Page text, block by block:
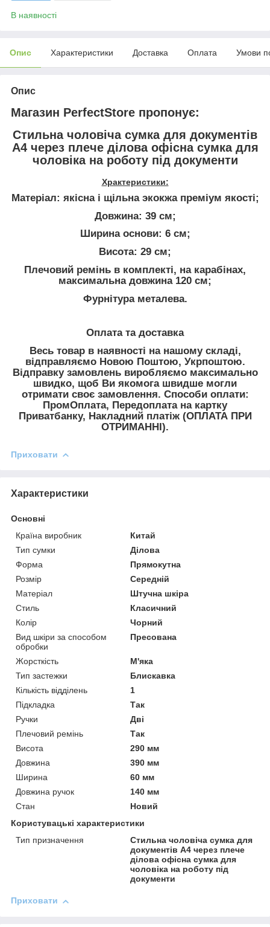
В наявності
Опис Характеристики Доставка Оплата Умови
Опис
Магазин PerfectStore пропонує:
Стильна чоловіча сумка для документів
А4 через плече ділова офісна сумка для
чоловіка на роботу під документи
Храктеристики:
Матеріал: якісна і щільна экокжа преміум якості;
Довжина: 39 см;
Ширина основи: 6 см;
Висота: 29 см;
Плечовий ремінь в комплекті, на карабінах,
максимальна довжина 120 см;
Фурнітура металева.
Оплата та доставка
Весь товар в наявності на нашому складі,
відправляємо Новою Поштою, Укрпоштою.
Відправку замовлень виробляємо максимально
швидко, щоб Ви якомога швидше могли
отримати своє замовлення. Способи оплати:
ПромОплата, Передоплата на картку
Приватбанку, Накладний платіж (ОПЛАТА ПРИ
ОТРИМАННІ).
Приховати
Характеристики
Основні
Країна виробник
Китай
Тип сумки
Ділова
Форма
Прямокутна
Розмір
Середній
Матеріал
Штучна шкіра
Стиль
Класичний
Колір
Чорний
Вид шкіри за способом
обробки
Пресована
Жорсткість
М'яка
Тип застежки
Блискавка
Кількість відділень
1
Підкладка
Так
Ручки
Дві
Плечовий ремінь
Так
Висота
290 мм
Довжина
390 мм
Ширина
60 мм
Довжина ручок
140 мм
Стан
Новий
Користувацькі характеристики
Тип призначення
Стильна чоловіча сумка для
документів А4 через плече
ділова офісна сумка для
чоловіка на роботу під
документи
Приховати